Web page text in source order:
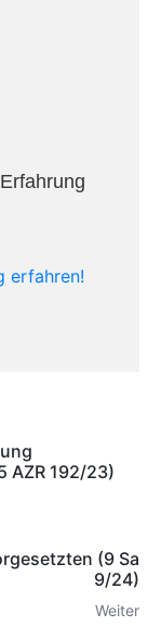
Erfahrung​
erfahren!
AZR 192/23)
(9 Sa
9/24)
Weiter